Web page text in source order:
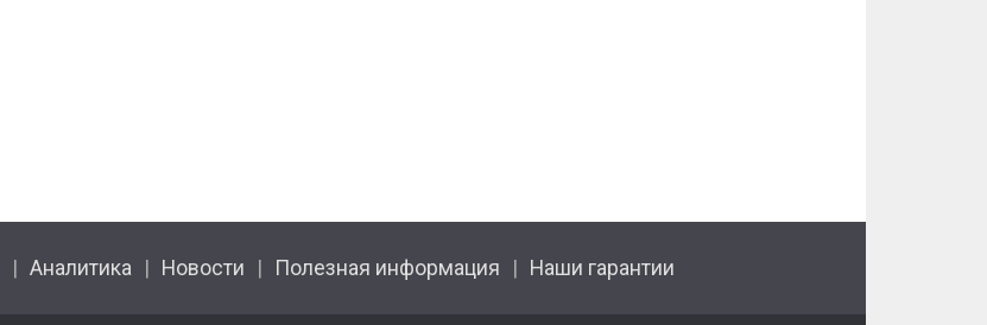
Аналитика Новости Полезная информация Наши гарантии